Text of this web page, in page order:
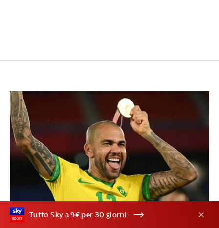
Tutto Sky a 9€ per 30 giorni